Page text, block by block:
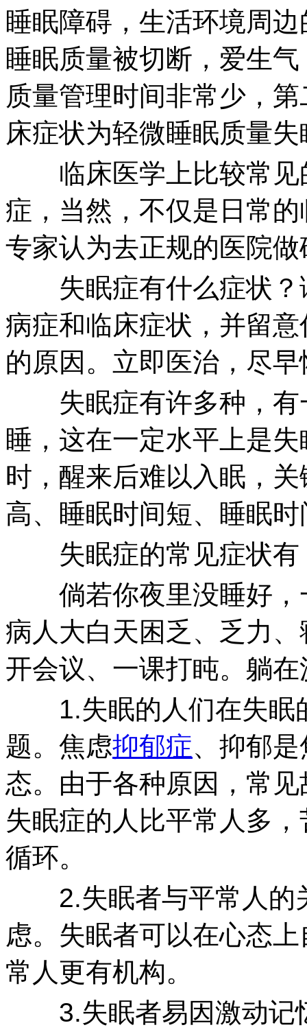
睡眠障碍，生活环境周
睡眠质量被切断，爱生
质量管理时间非常少，
床症状为轻微睡眠质量
临床医学上比较常见
症，当然，不仅是日常
专家认为去正规的医院
失眠症有什么症状？
病症和临床症状，并留
的原因。立即医治，尽
失眠症有许多种，有
睡，这在一定水平上是
时，醒来后难以入眠，
高、睡眠时间短、睡眠时
失眠症的常见症状有
倘若你夜里没睡好，
病人大白天困乏、乏力
开会议、一课打盹。躺
1.失眠的人们在失眠
题。焦虑抑郁症、抑郁
态。由于各种原因，常
失眠症的人比平常人多
循环。
2.失眠者与平常人的
虑。失眠者可以在心态
常人更有机构。
3.失眠者易因激动记